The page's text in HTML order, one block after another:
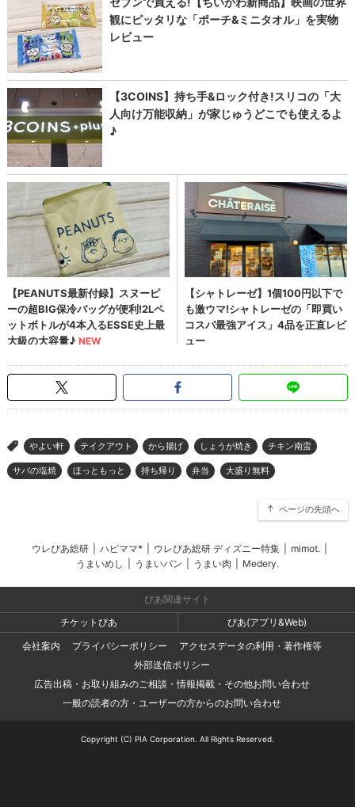
> やよい軒 テイクアウト から揚げ しょうが焼き チキン南蛮
サバの塩焼 ほっともっと 持ち帰り 弁当 大盛り無料
ページの先頭へ
ウレぴあ総研 ハピママ* ウレぴあ総研 ディズニー特集 mimot.
うまいめし
うまいパン うまい肉 Medery.
ぴあ関連サイト
チケットぴあ
ぴあ(アプリ&Web)
会社案内
プライバシーポリシー
アクセスデータの利用・著作権等
外部送信ポリシー
広告出稿・お取り組みのご相談・情報掲載・その他お問い合わせ
一般の読者の方・ユーザーの方からのお問い合わせ
Copyright (C) PIA Corporation. All Rights Reserved.